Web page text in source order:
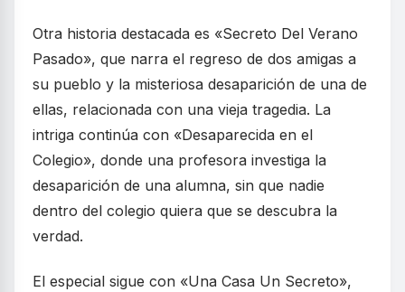
Otra historia destacada es «Secreto Del Verano
Pasado», que narra el regreso de dos amigas a
su pueblo y la misteriosa desaparición de una de
ellas, relacionada con una vieja tragedia. La
intriga continúa con «Desaparecida en el
Colegio», donde una profesora investiga la
desaparición de una alumna, sin que nadie
dentro del colegio quiera que se descubra la
verdad.
El especial sigue con «Una Casa Un Secreto»,